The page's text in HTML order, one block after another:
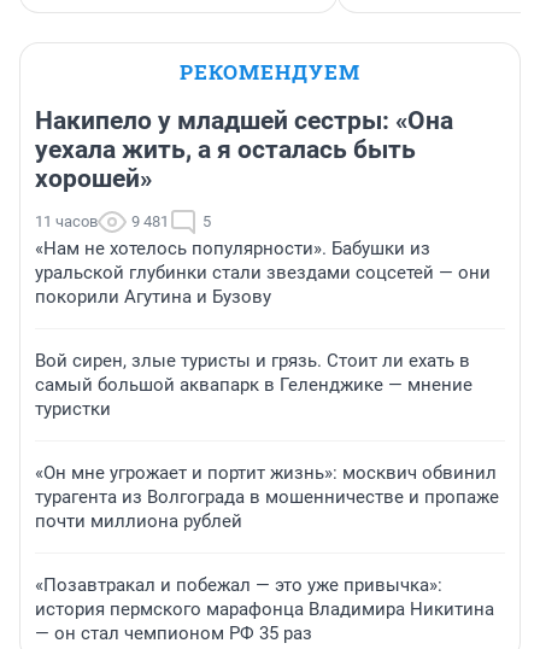
РЕКОМЕНДУЕМ
Накипело у младшей сестры: «Она
уехала жить, а я осталась быть
хорошей»
11 часов 9 481 5
«Нам не хотелось популярности». Бабушки из
уральской глубинки стали звездами соцсетей — они
покорили Агутина и Бузову
Вой сирен, злые туристы и грязь. Стоит ли ехать в
самый большой аквапарк в Геленджике — мнение
туристки
«Он мне угрожает и портит жизнь»: москвич обвинил
турагента из Волгограда в мошенничестве и пропаже
почти миллиона рублей
«Позавтракал и побежал — это уже привычка»:
история пермского марафонца Владимира Никитина
— он стал чемпионом РФ 35 раз